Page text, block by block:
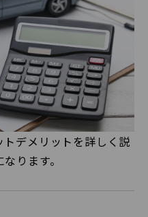
デメリットを詳しく説
ります。